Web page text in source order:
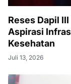
Reses Dapil
Aspirasi
Kesehatan
Juli 13, 2026